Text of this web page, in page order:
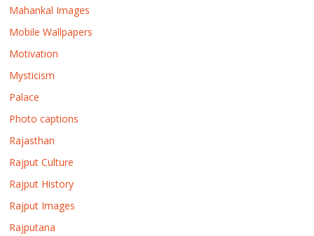
Mahankal Images
Mobile Wallpapers
Motivation
Mysticism
Palace
Photo captions
Rajasthan
Rajput Culture
Rajput History
Rajput Images
Rajputana